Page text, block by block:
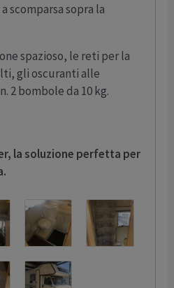
scomparsa sopra la
spazioso, le reti per la
gli oscuranti alle
2 bombole da 10 kg.
la soluzione perfetta per